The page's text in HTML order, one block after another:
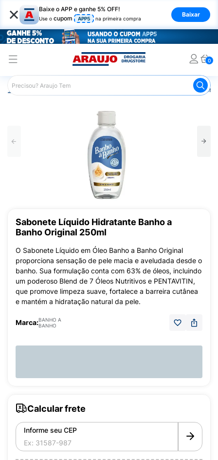
× Baixe o APP e ganhe 5% OFF!
Use o cupom APP5 na primeira compra
Baixar
0
Araujo Higiene Pessoal
Sabonete Líquido Hidratante Banho a
Banho Original 250ml
O Sabonete Líquido em Óleo Banho a Banho Original
proporciona sensação de pele macia e aveludada desde o
banho. Sua formulação conta com 63% de óleos, incluindo
um poderoso Blend de 7 Óleos Nutritivos e PENTAVITIN,
que promove limpeza suave, fortalece a barreira cutânea
e mantém a hidratação natural da pele.
Marca:BANHO A
BANHO
Calcular frete
Informe seu CEP